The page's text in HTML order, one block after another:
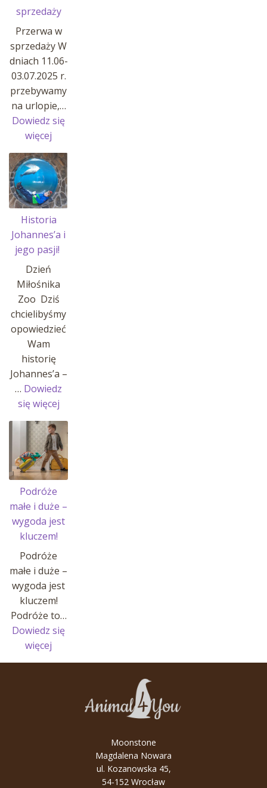
sprzedaży
Przerwa w
sprzedaży W
dniach 11.06-
03.07.2025 r.
przebywamy
na urlopie,…
Dowiedz się
więcej
Przerwa
w
sprzedaży
Historia
Johannes’a i
jego pasji!
Dzień
Miłośnika
Zoo Dziś
chcielibyśmy
opowiedzieć
Wam
historię
Johannes’a –
… Dowiedz
się więcej:
Historia
Johannes’a
i
jego
pasji!
Podróże
małe i duże –
wygoda jest
kluczem!
Podróże
małe i duże –
wygoda jest
kluczem!
Podróże to…
Dowiedz się
więcej
Podróże
Moonstone
Magdalena Nowara
ul. Kozanowska 45,
54-152 Wrocław